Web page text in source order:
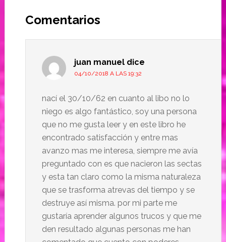
Comentarios
juan manuel dice
04/10/2018 A LAS 19:32
nací el 30/10/62 en cuanto al libo no lo
niego es algo fantástico, soy una persona
que no me gusta leer y en este libro he
encontrado satisfacción y entre mas
avanzo mas me interesa, siempre me avía
preguntado con es que nacieron las sectas
y esta tan claro como la misma naturaleza
que se trasforma atrevas del tiempo y se
destruye así misma. por mi parte me
gustaría aprender algunos trucos y que me
den resultado algunas personas me han